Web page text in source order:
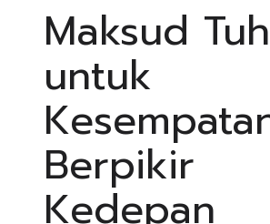
Maksud
untuk
Berpikir
Kedepan